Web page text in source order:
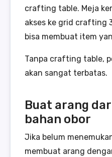
crafting table. Meja
akses ke grid crafting
bisa membuat item
Tanpa crafting table,
akan sangat terbatas.
Buat arang
bahan obor
Jika belum
membuat arang